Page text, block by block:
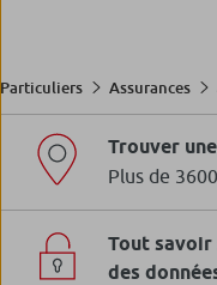
Particuliers Assurances
Trouver
Plus de
Tout
des